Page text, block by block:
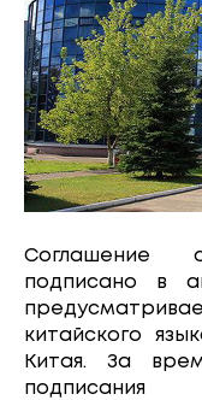
Соглашение
подписано в
китайского
Китая. За
подписания